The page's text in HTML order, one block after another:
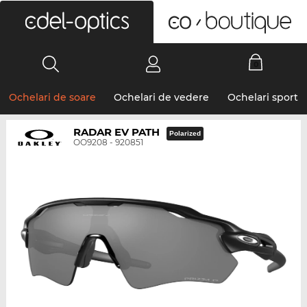
Ochelari de soare Ochelari de vedere Ochelari sport
RADAR EV PATH
OO9208 - 920851
Polarized